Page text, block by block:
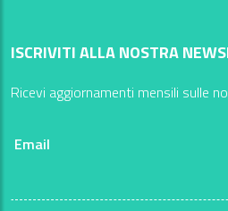
ISCRIVITI ALLA NOSTRA
Ricevi aggiornamenti mensili sulle
Email